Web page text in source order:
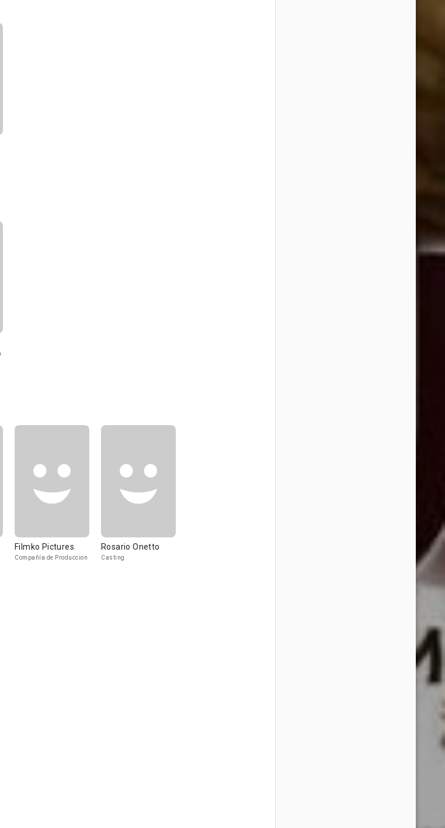
Filmko Pictures
Compañía de Produccion
Rosario Onetto
Casting